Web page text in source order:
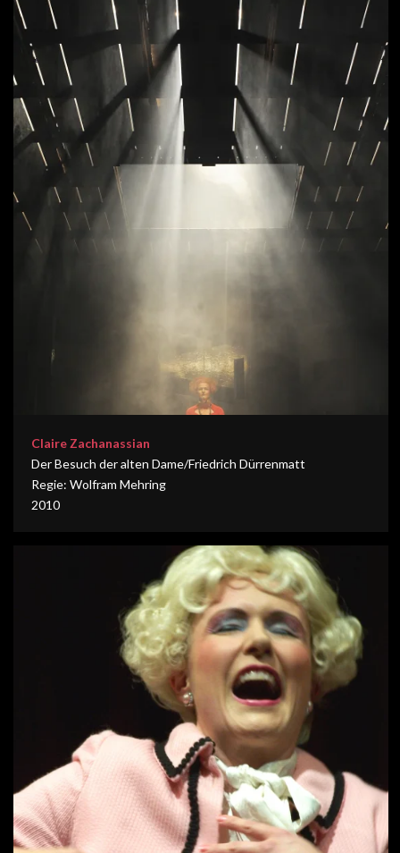
Claire Zachanassian
Der Besuch der alten Dame/Friedrich Dürrenmatt
Regie: Wolfram Mehring
2010